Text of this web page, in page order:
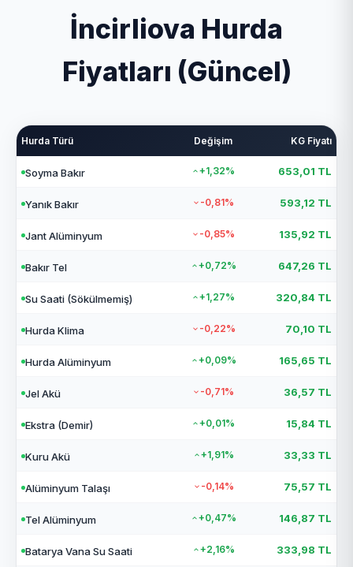
İncirliova Hurda
Fiyatları (Güncel)
Hurda Türü Değişim KG Fiyatı
Soyma Bakır +1,32% 653,01 TL
Yanık Bakır -0,81% 593,12 TL
Jant Alüminyum -0,85% 135,92 TL
Bakır Tel +0,72% 647,26 TL
Su Saati (Sökülmemiş) +1,27% 320,84 TL
Hurda Klima -0,22% 70,10 TL
Hurda Alüminyum +0,09% 165,65 TL
Jel Akü -0,71% 36,57 TL
Ekstra (Demir) +0,01% 15,84 TL
Kuru Akü +1,91% 33,33 TL
Alüminyum Talaşı -0,14% 75,57 TL
Tel Alüminyum +0,47% 146,87 TL
Batarya Vana Su Saati +2,16% 333,98 TL